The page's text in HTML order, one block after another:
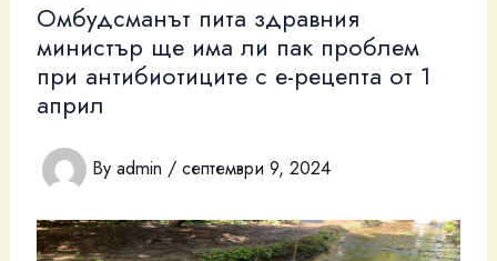
Омбудсманът пита здравния
министър ще има ли пак проблем
при антибиотиците с е-рецепта от 1
април
By admin / септември 9, 2024